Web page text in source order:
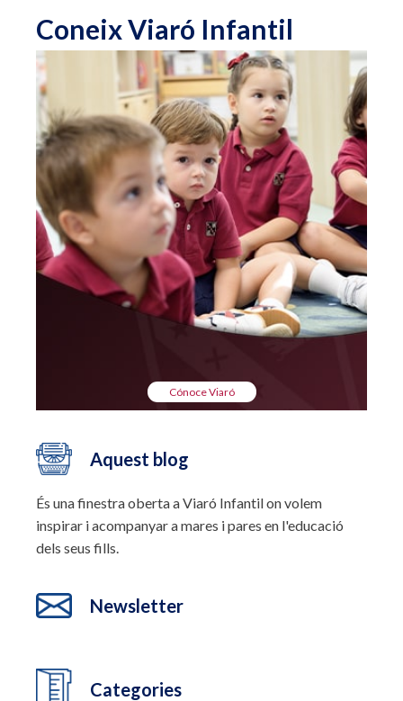
Coneix Viaró Infantil
Cónoce Viaró
Aquest blog
És una finestra oberta a Viaró Infantil on volem
inspirar i acompanyar a mares i pares en l'educació
dels seus fills.
Newsletter
Categories